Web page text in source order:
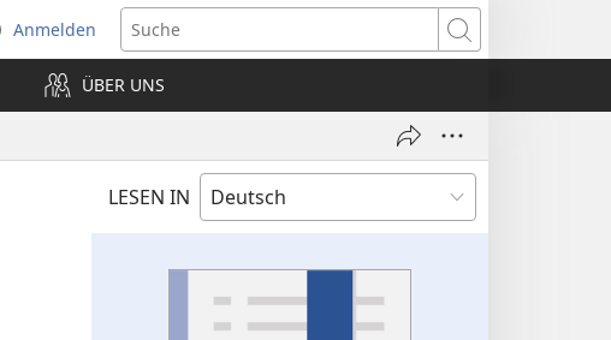
Anmelden
(öffnet
neues
Fenster)
Suche
ÜBER UNS
LESEN IN